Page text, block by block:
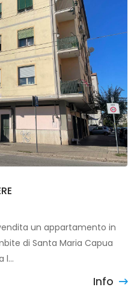
un appartamento in
di Santa Maria Capua
l...
Info